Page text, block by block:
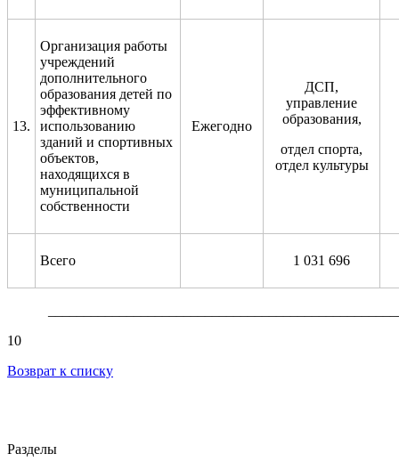
13.
Организация работы
учреждений
дополнительного
образования детей по
эффективному
использованию
зданий и спортивных
объектов,
находящихся в
муниципальной
собственности
Ежегодно
ДСП,
управление
образования,
отдел спорта,
отдел культуры
Всего 1 031 696
10
Возврат к списку
Разделы